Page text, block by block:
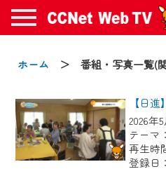
ホーム ＞ 番組・写真一覧(
【日
2026年
テーマ
再生時
登録日
お知
2024/09/02
動画配信サービス『
年9月24日からリニュ